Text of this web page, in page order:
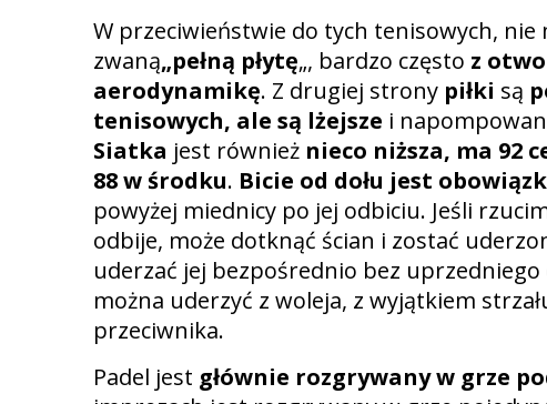
W przeciwieństwie do tych tenisowych,
zwaną„pełną płytę„, bardzo często z
aerodynamikę. Z drugiej strony piłki są
tenisowych, ale są lżejsze i
Siatka jest również nieco niższa, ma 92
88 w środku. Bicie od dołu jest
powyżej miednicy po jej odbiciu. Jeśli
odbije, może dotknąć ścian i zostać
uderzać jej bezpośrednio bez uprzedniego
można uderzyć z woleja, z wyjątkiem
przeciwnika.
Padel jest głównie rozgrywany w grze